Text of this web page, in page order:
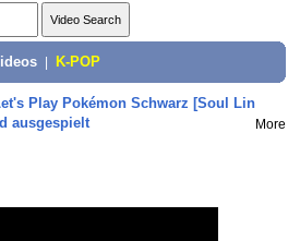
K-POP
Play Pokémon Schwarz [Soul Lin
ausgespielt
More